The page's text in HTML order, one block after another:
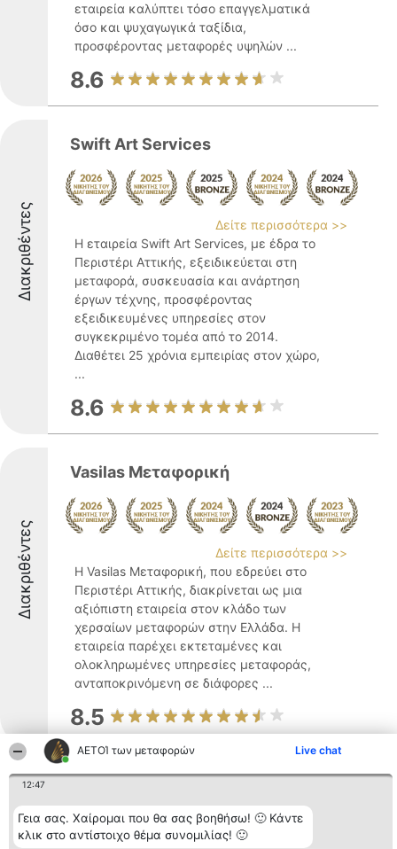
ΑΕΤΟΊ των μεταφορών Live chat
12:47
Γεια σας. Χαίρομαι που θα σας βοηθήσω! 🙂 Κάντε
κλικ στο αντίστοιχο θέμα συνομιλίας! 🙂
εταιρεία καλύπτει τόσο επαγγελματικά
όσο και ψυχαγωγικά ταξίδια,
προσφέροντας μεταφορές υψηλών ...
8.6
Διακριθέντες
Swift Art Services
Δείτε περισσότερα >>
Η εταιρεία Swift Art Services, με έδρα το
Περιστέρι Αττικής, εξειδικεύεται στη
μεταφορά, συσκευασία και ανάρτηση
έργων τέχνης, προσφέροντας
εξειδικευμένες υπηρεσίες στον
συγκεκριμένο τομέα από το 2014.
Διαθέτει 25 χρόνια εμπειρίας στον χώρο,
...
8.6
Διακριθέντες
Vasilas Μεταφορική
Δείτε περισσότερα >>
Η Vasilas Μεταφορική, που εδρεύει στο
Περιστέρι Αττικής, διακρίνεται ως μια
αξιόπιστη εταιρεία στον κλάδο των
χερσαίων μεταφορών στην Ελλάδα. Η
εταιρεία παρέχει εκτεταμένες και
ολοκληρωμένες υπηρεσίες μεταφοράς,
ανταποκρινόμενη σε διάφορες ...
8.5
Blue Mobility Rent a Car-Sales-